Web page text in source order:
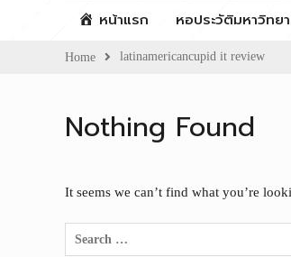
หน้าแรก หอประวัติมหาวิทย
Home latinamericancupid it review
Nothing Found
It seems we can’t find what you’re
Search
for: